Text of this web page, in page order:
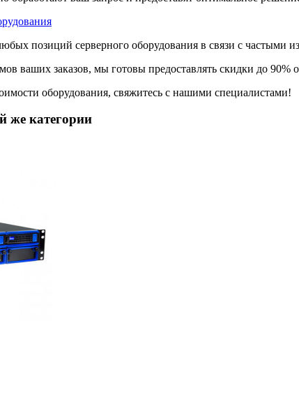
позиций серверного оборудования в связи с частыми
ваших заказов, мы готовы предоставлять скидки до
оборудования, свяжитесь с нашими специалистами!
же категории